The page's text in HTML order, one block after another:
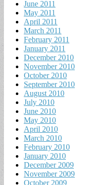
June 2011
May 2011
April 2011
March 2011
February 2011
January 2011
December 2010
November 2010
October 2010
September 2010
August 2010
July 2010
June 2010
May 2010
April 2010
March 2010
February 2010
January 2010
December 2009
November 2009
October 2009